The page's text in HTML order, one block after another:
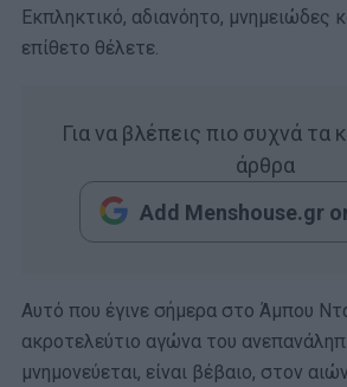
Εκπληκτικό, αδιανόητο, μνημειώδες
επίθετο θέλετε.
Για να βλέπεις πιο συχνά τα
άρθρα
Add Menshouse.gr
Αυτό που έγινε σήμερα στο Άμπου
ακροτελεύτιο αγώνα του
μνημονεύεται, είναι βέβαιο, στον